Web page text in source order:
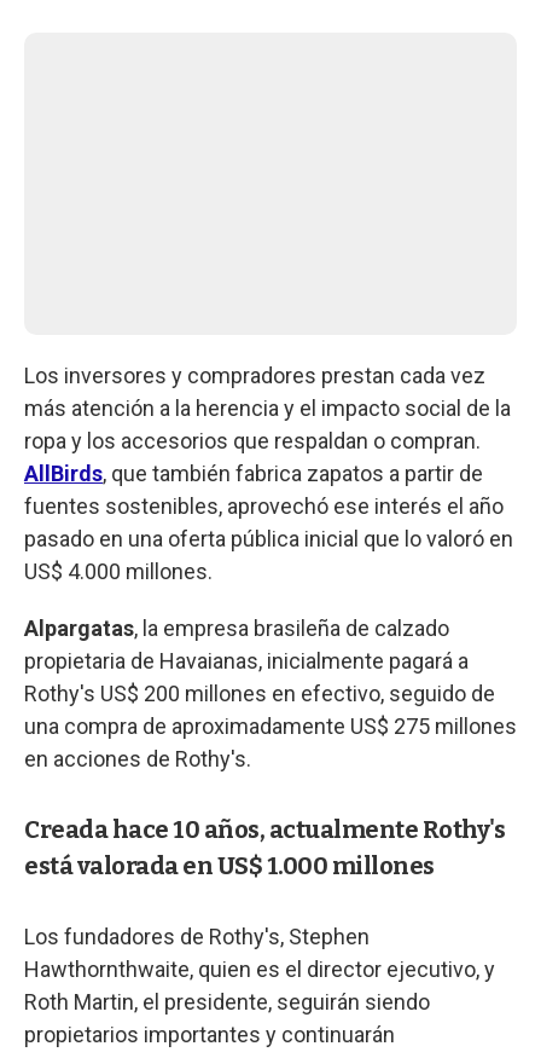
Los inversores y compradores prestan cada vez
más atención a la herencia y el impacto social de la
ropa y los accesorios que respaldan o compran.
AllBirds, que también fabrica zapatos a partir de
fuentes sostenibles, aprovechó ese interés el año
pasado en una oferta pública inicial que lo valoró en
US$ 4.000 millones.
Alpargatas, la empresa brasileña de calzado
propietaria de Havaianas, inicialmente pagará a
Rothy's US$ 200 millones en efectivo, seguido de
una compra de aproximadamente US$ 275 millones
en acciones de Rothy's.
Creada hace 10 años, actualmente Rothy's
está valorada en US$ 1.000 millones
Los fundadores de Rothy's, Stephen
Hawthornthwaite, quien es el director ejecutivo, y
Roth Martin, el presidente, seguirán siendo
propietarios importantes y continuarán